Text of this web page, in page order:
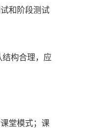
和阶段测试
构合理，应